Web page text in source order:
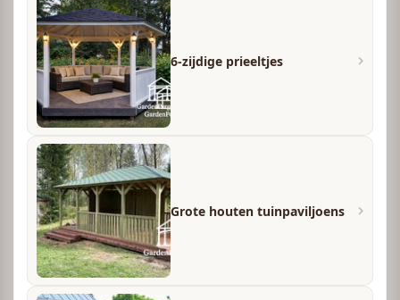
6-zijdige prieeltjes
Grote houten tuinpaviljoens